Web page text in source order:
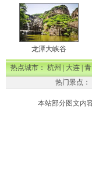
龙潭大峡谷
热点城市：杭州|大连|
热门景点：
本站部分图文内